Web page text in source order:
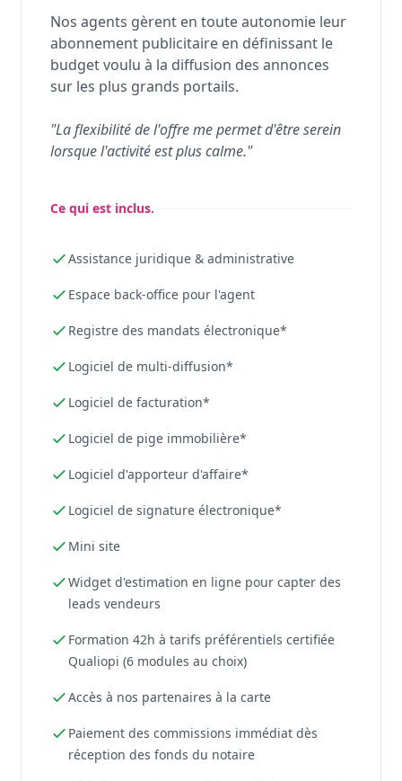
Nos agents gèrent en toute autonomie leur
abonnement publicitaire en définissant le
budget voulu à la diffusion des annonces
sur les plus grands portails.
"La flexibilité de l'offre me permet d'être serein
lorsque l'activité est plus calme."
Ce qui est inclus.
Assistance juridique & administrative
Espace back-office pour l'agent
Registre des mandats électronique*
Logiciel de multi-diffusion*
Logiciel de facturation*
Logiciel de pige immobilière*
Logiciel d'apporteur d'affaire*
Logiciel de signature électronique*
Mini site
Widget d'estimation en ligne pour capter des
leads vendeurs
Formation 42h à tarifs préférentiels certifiée
Qualiopi (6 modules au choix)
Accès à nos partenaires à la carte
Paiement des commissions immédiat dès
réception des fonds du notaire